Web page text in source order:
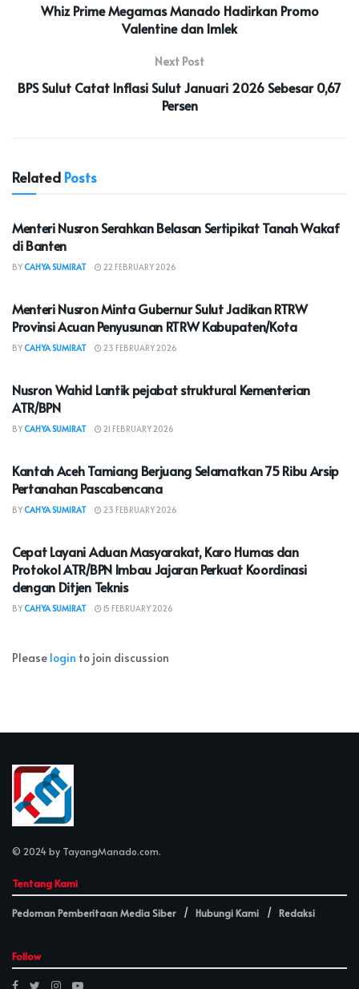
Whiz Prime Megamas Manado Hadirkan Promo
Valentine dan Imlek
Next Post
BPS Sulut Catat Inflasi Sulut Januari 2026 Sebesar 0,67
Persen
Related Posts
NASIONAL
Menteri Nusron Serahkan Belasan Sertipikat Tanah Wakaf
di Banten
BYCAHYA SUMIRAT 22 FEBRUARY 2026
Menteri Nusron Minta Gubernur Sulut Jadikan RTRW
Provinsi Acuan Penyusunan RTRW Kabupaten/Kota
BYCAHYA SUMIRAT 23 FEBRUARY 2026
Nusron Wahid Lantik pejabat struktural Kementerian
ATR/BPN
BYCAHYA SUMIRAT 21 FEBRUARY 2026
Kantah Aceh Tamiang Berjuang Selamatkan 75 Ribu Arsip
Pertanahan Pascabencana
BYCAHYA SUMIRAT 23 FEBRUARY 2026
Cepat Layani Aduan Masyarakat, Karo Humas dan
Protokol ATR/BPN Imbau Jajaran Perkuat Koordinasi
dengan Ditjen Teknis
BYCAHYA SUMIRAT 15 FEBRUARY 2026
Please login to join discussion
© 2024 by TayangManado.com.
Tentang Kami
Pedoman Pemberitaan Media Siber Hubungi Kami Redaksi
Follow